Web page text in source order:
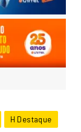
H Destaque